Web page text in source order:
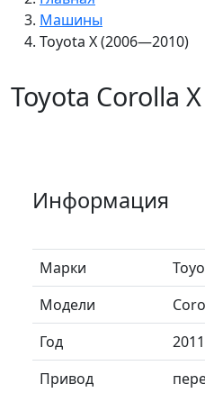
Машины
Toyota X (2006—2010)
Toyota Corolla
Информация
Марки
Модели
Год
2011
Привод